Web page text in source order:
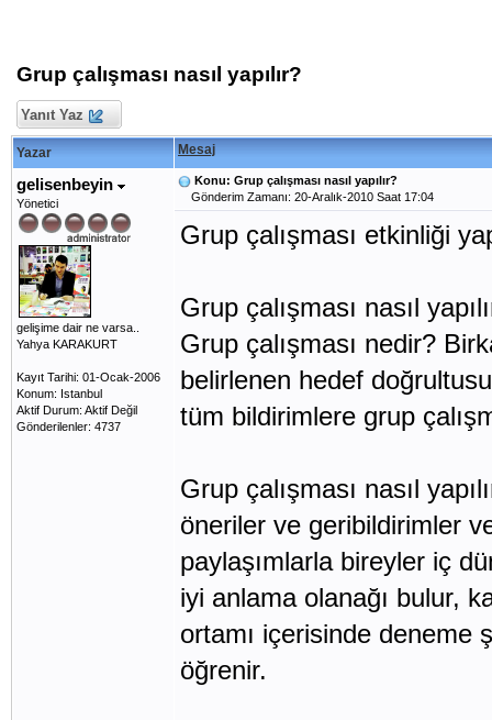
Grup çalışması nasıl yapılır?
Yanıt Yaz
Yazar Mesaj
gelisenbeyin
Yönetici
gelişime dair ne varsa..
Yahya KARAKURT
Kayıt Tarihi: 01-Ocak-2006
Konum: Istanbul
Aktif Durum: Aktif Değil
Gönderilenler: 4737
Konu: Grup çalışması nasıl yapılır?
Gönderim Zamanı: 20-Aralık-2010 Saat 17:04
Grup çalışması etkinliği
Grup çalışması nasıl
Grup çalışması nedir?
belirlenen hedef
tüm bildirimlere grup
Grup çalışması nasıl
öneriler ve geribildirimler
paylaşımlarla bireyler iç
iyi anlama olanağı bulur,
ortamı içerisinde deneme
öğrenir.